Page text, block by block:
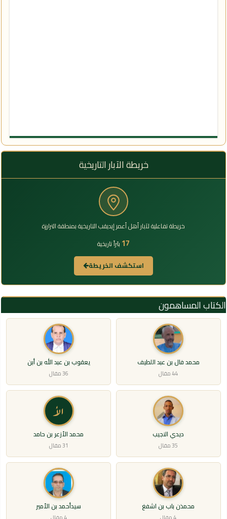
خريطة الآبار التاريخية
خريطة تفاعلية لآبار أهل أعمر إيديقب التاريخية بمنطقة الترارزة
17 بئراً تاريخية
استكشف الخريطة
الكتاب المساهمون
محمد فال بن عبد اللطيف
44 مقال
يعقوب بن عبد الله بن أبن
36 مقال
ديدي النجيب
35 مقال
الأ
محمد الأزعر بن حامد
31 مقال
محمذن باب بن اشفغ سيدأحمد بن الأمير